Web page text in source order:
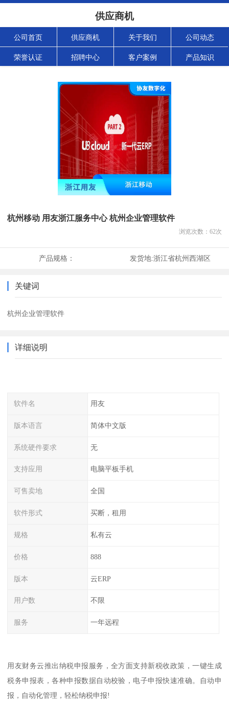
供应商机
公司首页 供应商机 关于我们 公司动态
荣誉认证 招聘中心 客户案例 产品知识
杭州移动 用友浙江服务中心 杭州企业管理软件
浏览次数： 62次
产品规格： 发货地:浙江省杭州西湖区
关键词
杭州企业管理软件
详细说明
软件名 用友
版本语言 简体中文版
系统硬件要求 无
支持应用 电脑平板手机
可售卖地 全国
软件形式 买断，租用
规格 私有云
价格 888
版本 云ERP
用户数 不限
服务 一年远程
用友财务云推出纳税申报服务，全方面支持新税收政策，一键生成
税务申报表，各种申报数据自动校验，电子申报快速准确。自动申
报，自动化管理，轻松纳税申报!